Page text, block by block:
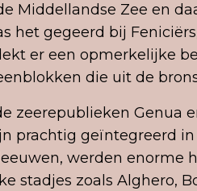
Middellandse Zee en
het gegeerd bij
er een opmerkelijke
die uit de
zeerepublieken Genua
prachtig geïntegreerd
werden
stadjes zoals Alghero,